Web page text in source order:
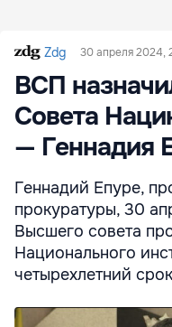
Zdg 30 апреля 2024,
ВСП
Совета
— Геннадия
Геннадий Епуре,
прокуратуры, 30
Высшего совета
Национального
четырехлетний